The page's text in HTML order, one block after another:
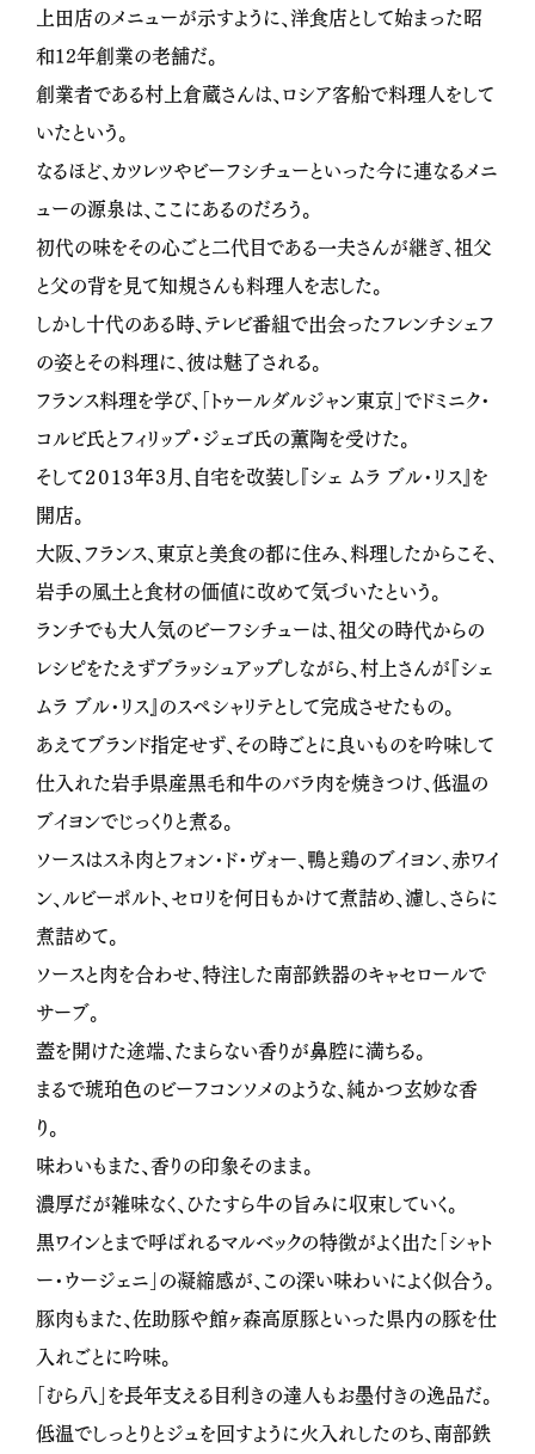
上田店のメニューが示すように、洋食店として始まった昭
和12年創業の老舗だ。
創業者である村上倉蔵さんは、ロシア客船で料理人をして
いたという。
なるほど、カツレツやビーフシチューといった今に連なるメニ
ューの源泉は、ここにあるのだろう。
初代の味をその心ごと二代目である一夫さんが継ぎ、祖父
と父の背を見て知規さんも料理人を志した。
しかし十代のある時、テレビ番組で出会ったフレンチシェフ
の姿とその料理に、彼は魅了される。
フランス料理を学び、「トゥールダルジャン東京」でドミニク・
コルビ氏とフィリップ・ジェゴ氏の薫陶を受けた。
そして２０１３年３月、自宅を改装し『シェ ムラ ブル・リス』を
開店。
大阪、フランス、東京と美食の都に住み、料理したからこそ、
岩手の風土と食材の価値に改めて気づいたという。
ランチでも大人気のビーフシチューは、祖父の時代からの
レシピをたえずブラッシュアップしながら、村上さんが『シェ
ムラ ブル・リス』のスペシャリテとして完成させたもの。
あえてブランド指定せず、その時ごとに良いものを吟味して
仕入れた岩手県産黒毛和牛のバラ肉を焼きつけ、低温の
ブイヨンでじっくりと煮る。
ソースはスネ肉とフォン・ド・ヴォー、鴨と鶏のブイヨン、赤ワイ
ン、ルビーポルト、セロリを何日もかけて煮詰め、濾し、さらに
煮詰めて。
ソースと肉を合わせ、特注した南部鉄器のキャセロールで
サーブ。
蓋を開けた途端、たまらない香りが鼻腔に満ちる。
まるで琥珀色のビーフコンソメのような、純かつ玄妙な香
り。
味わいもまた、香りの印象そのまま。
濃厚だが雑味なく、ひたすら牛の旨みに収束していく。
黒ワインとまで呼ばれるマルベックの特徴がよく出た「シャト
ー・ウージェニ」の凝縮感が、この深い味わいによく似合う。
豚肉もまた、佐助豚や館ヶ森高原豚といった県内の豚を仕
入れごとに吟味。
「むら八」を長年支える目利きの達人もお墨付きの逸品だ。
低温でしっとりとジュを回すように火入れしたのち、南部鉄